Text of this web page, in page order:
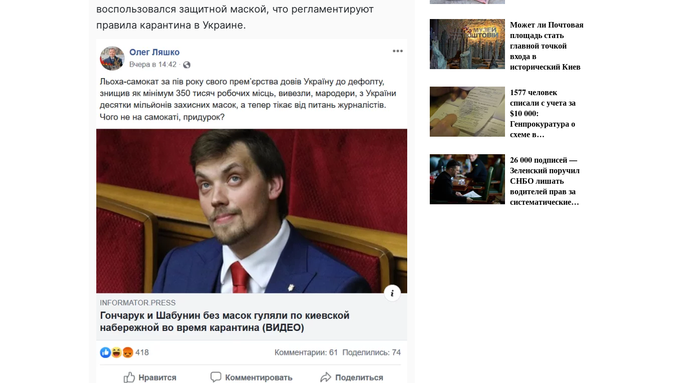
воспользовался защитной маской, что регламентируют
правила карантина в Украине.
Может ли Почтовая
площадь стать
главной точкой
входа в
исторический Киев
1577 человек
списали с учета за
$10 000:
Генпрокуратура о
схеме в
26 000 подписей —
Зеленский поручил
СНБО лишать
водителей прав за
систематические